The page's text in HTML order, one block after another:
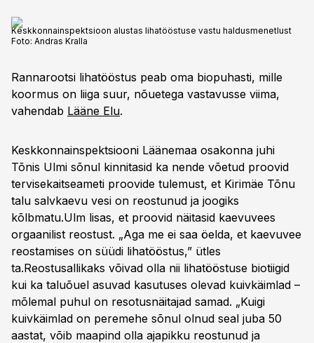
Keskkonnainspektsioon alustas lihatööstuse vastu haldusmenetlust
Foto: Andras Kralla
Rannarootsi lihatööstus peab oma biopuhasti, mille
koormus on liiga suur, nõuetega vastavusse viima,
vahendab Lääne Elu.
Keskkonnainspektsiooni Läänemaa osakonna juhi
Tõnis Ulmi sõnul kinnitasid ka nende võetud proovid
tervisekaitseameti proovide tulemust, et Kirimäe Tõnu
talu salvkaevu vesi on reostunud ja joogiks
kõlbmatu.Ulm lisas, et proovid näitasid kaevuvees
orgaanilist reostust. „Aga me ei saa öelda, et kaevuvee
reostamises on süüdi lihatööstus,” ütles
ta.Reostusallikaks võivad olla nii lihatööstuse biotiigid
kui ka taluõuel asuvad kasutuses olevad kuivkäimlad –
mõlemal puhul on resotusnäitajad samad. „Kuigi
kuivkäimlad on peremehe sõnul olnud seal juba 50
aastat, võib maapind olla ajapikku reostunud ja